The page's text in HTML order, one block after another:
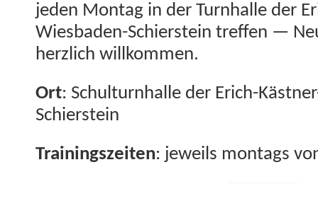
jeden Mon­tag in der Turn­halle der
Wies­baden-Schier­stein tre­f­fen —
her­zlich willkommen.
Ort: Schul­turn­halle der Erich-
Schierstein
Train­ingszeit­en: jew­eils mon­tags